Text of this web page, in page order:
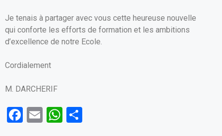
Je tenais à partager avec vous cette heureuse nouvelle
qui conforte les efforts de formation et les ambitions
d’excellence de notre Ecole.
Cordialement
M. DARCHERIF
F
E
W